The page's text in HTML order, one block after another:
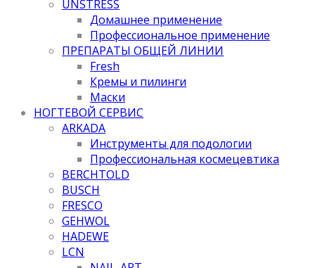
UNSTRESS
Домашнее применение
Профессиональное применение
ПРЕПАРАТЫ ОБЩЕЙ ЛИНИИ
Fresh
Кремы и пилинги
Маски
НОГТЕВОЙ СЕРВИС
ARKADA
Инструменты для подологии
Профессиональная космецевтика
BERCHTOLD
BUSCH
FRESCO
GEHWOL
HADEWE
LCN